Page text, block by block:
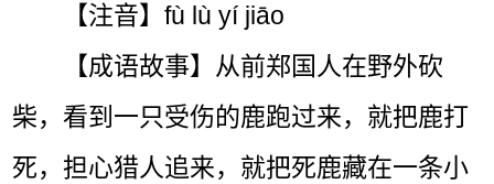
【注音】fù lù yí jiāo
【成语故事】从前郑国人在野外砍
柴，看到一只受伤的鹿跑过来，就把鹿打
死，担心猎人追来，就把死鹿藏在一条小